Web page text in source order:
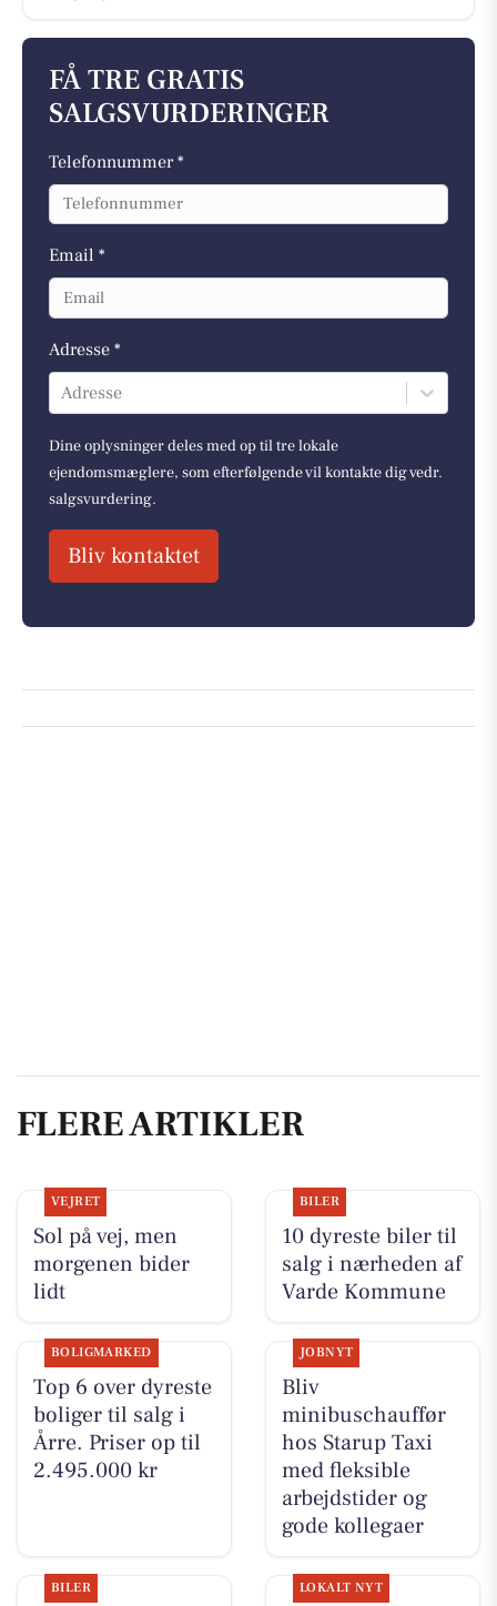
FÅ TRE GRATIS
SALGSVURDERINGER
Telefonnummer *
Email *
Adresse *
Adresse
Dine oplysninger deles med op til tre lokale
ejendomsmæglere, som efterfølgende vil kontakte dig vedr.
salgsvurdering.
Bliv kontaktet
FLERE ARTIKLER
VEJRET
Sol på vej, men
morgenen bider
lidt
BILER
10 dyreste biler til
salg i nærheden af
Varde Kommune
BOLIGMARKED
Top 6 over dyreste
boliger til salg i
Årre. Priser op til
2.495.000 kr
JOBNYT
Bliv
minibuschauffør
hos Starup Taxi
med fleksible
arbejdstider og
gode kollegaer
BILER LOKALT NYT